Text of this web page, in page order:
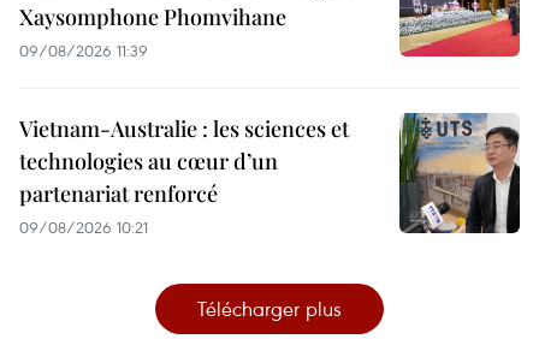
Xaysomphone Phomvihane
09/08/2026 11:39
Vietnam-Australie : les sciences et
technologies au cœur d’un
partenariat renforcé
09/08/2026 10:21
Télécharger plus